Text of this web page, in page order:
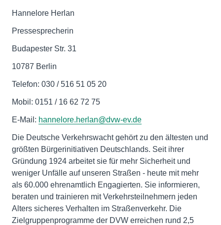
Hannelore Herlan
Pressesprecherin
Budapester Str. 31
10787 Berlin
Telefon: 030 / 516 51 05 20
Mobil: 0151 / 16 62 72 75
E-Mail: hannelore.herlan@dvw-ev.de
Die Deutsche Verkehrswacht gehört zu den ältesten und
größten Bürgerinitiativen Deutschlands. Seit ihrer
Gründung 1924 arbeitet sie für mehr Sicherheit und
weniger Unfälle auf unseren Straßen - heute mit mehr
als 60.000 ehrenamtlich Engagierten. Sie informieren,
beraten und trainieren mit Verkehrsteilnehmern jeden
Alters sicheres Verhalten im Straßenverkehr. Die
Zielgruppenprogramme der DVW erreichen rund 2,5